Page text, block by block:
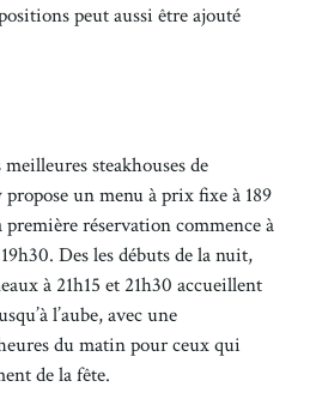
peut aussi être ajouté
steakhouses de
un menu à prix fixe à 189
première réservation commence à
Des les débuts de la nuit,
à 21h15 et 21h30 accueillent
l’aube, avec une
du matin pour ceux qui
de la fête.